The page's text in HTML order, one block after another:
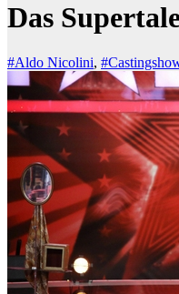
Das
#Aldo Nicolini,